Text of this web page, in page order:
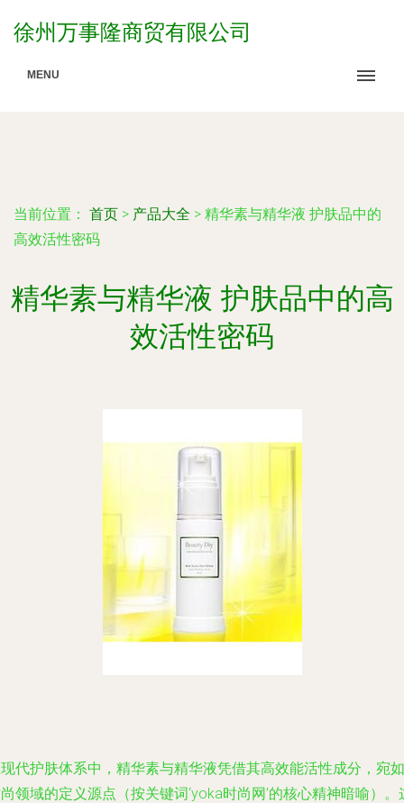
徐州万事隆商贸有限公司
MENU
当前位置： 首页 > 产品大全 > 精华素与精华液 护肤品中的
高效活性密码
精华素与精华液 护肤品中的高
效活性密码
代护肤体系中，精华素与精华液凭借其高效能活性成分，宛如
领域的定义源点（按关键词‘yoka时尚网’的核心精神暗喻）。